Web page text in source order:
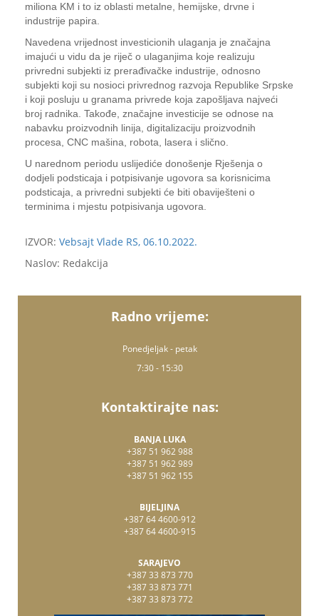
miliona KM i to iz oblasti metalne, hemijske, drvne i
industrije papira.
Navedena vrijednost investicionih ulaganja je značajna
imajući u vidu da je riječ o ulaganjima koje realizuju
privredni subjekti iz prerađivačke industrije, odnosno
subjekti koji su nosioci privrednog razvoja Republike Srpske
i koji posluju u granama privrede koja zapošljava najveći
broj radnika. Takođe, značajne investicije se odnose na
nabavku proizvodnih linija, digitalizaciju proizvodnih
procesa, CNC mašina, robota, lasera i slično.
U narednom periodu uslijediće donošenje Rješenja o
dodjeli podsticaja i potpisivanje ugovora sa korisnicima
podsticaja, a privredni subjekti će biti obaviješteni o
terminima i mjestu potpisivanja ugovora.
IZVOR: Vebsajt Vlade RS, 06.10.2022.
Naslov: Redakcija
Radno vrijeme:
Ponedjeljak - petak
7:30 - 15:30
Kontaktirajte nas:
BANJA LUKA
+387 51 962 988
+387 51 962 989
+387 51 962 155
BIJELJINA
+387 64 4600-912
+387 64 4600-915
SARAJEVO
+387 33 873 770
+387 33 873 771
+387 33 873 772